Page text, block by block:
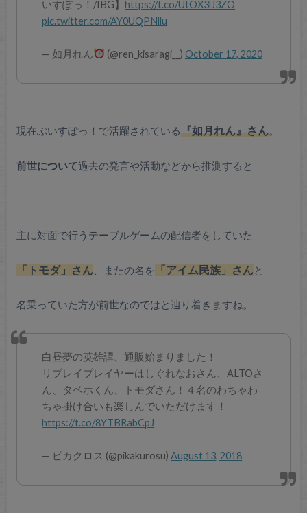
いすぽっ！/IBG】https://t.co/UtOX3lJ3ZO
pic.twitter.com/AY0UQPNllu
— 如月れん (@ren_kisaragi__) October 17, 2020
現在ぶいすぽっ！で活躍されている『如月れん』さん。
前世について過去の発言や活動などから推測すると
主に対面で行うテーブルゲームの配信者をしていた
「トモダ」さん 、またの名を 「アイム民族」さん と
名乗っていた方が前世なのではと辿り着きますね。
白昼夢の英雄譚、通販始まりました！
リプレイプレイヤーはしぐれなおさん、ALTOさ
ん、タベホくん、トモダさん！４名のわちゃわ
ちゃ掛け合いも楽しんでいただけます！
https://t.co/8YTBRabCpJ
— ピカクロス (@pikakurosu)August 13, 2018